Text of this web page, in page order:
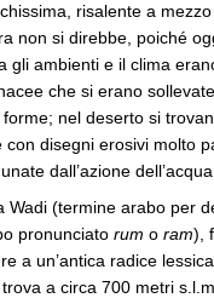
risalente a
non si direbbe, poiché
gli ambienti e il clima
che si erano
nel deserto si
con disegni erosivi molto
dall’azione
(termine arabo per
pronunciato rum o ram),
a un’antica radice
trova a circa 700 metri